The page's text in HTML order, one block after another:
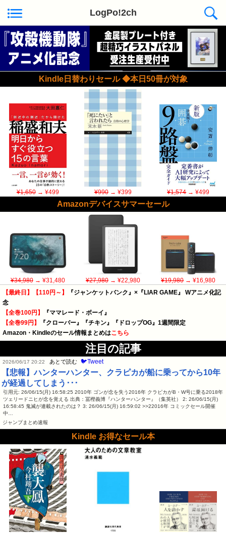
LogPo!2ch
Kindle日替わりセール ◆本日50冊が対象
¥1,650→ ¥499 ¥990→ ¥399 ¥1,574→ ¥499
Amazonデバイスサマーセール
¥34,980→ ¥31,480 ¥27,980→ ¥22,980 ¥19,980→ ¥16,980
【最終日】【110円～】
『ジャンケットバンク』×『LIAR GAME』 Wアニメ化記
念
【全巻100円】
『ママレード・ボーイ』
【全巻99円】
『クローバー』『チキン』『ドロップOG』1週間限定
Amazon・Kindleのセール情報まとめはこちら
注目の記事
2026/06/17 20:22 あとで読む 🐦Tweet
【悲報】ハンターハンター、クラピカが船に乗ってから10年
が経過してしまう･･･
引用元: 26/06/15(月) 16:58:25 2010年 ゴンが念を失う2016年 クラピカがB・W号に乗る2018年
ツェリードニヒが念を覚える 出典：冨樫義博『ハンターハンター』（集英社） 2: 26/06/15(月)
16:58:45 鬼滅が連載されたのは？ 3: 26/06/15(月) 16:59:02 >>22016年 コミックセール開催
中…
ジャンプまとめ速報
Kindle お得なセール本